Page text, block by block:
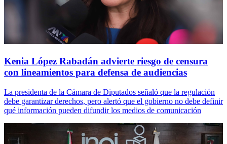
Kenia López Rabadán advierte riesgo de censura
con lineamientos para defensa de audiencias
La presidenta de la Cámara de Diputados señaló que la regulación
debe garantizar derechos, pero alertó que el gobierno no debe definir
qué información pueden difundir los medios de comunicación